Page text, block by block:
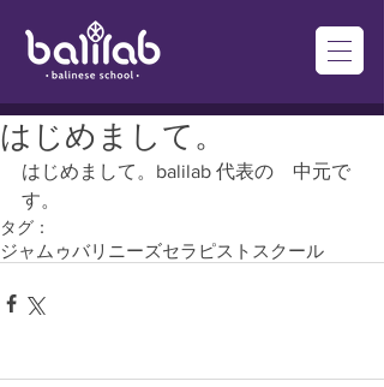
はじめまして。
はじめまして。balilab 代表の　中元で
す。
タグ：
ジャムゥバリニーズセラピストスクール